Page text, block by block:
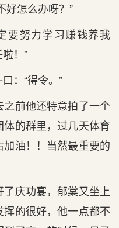
好怎么办呀？”
要努力学习赚钱养我
！”
：“得令。”
前他还特意拍了一个
的群里，过几天体育
油！！当然最重要的
庆功宴，郁棠又坐上
的很好，他一点都不